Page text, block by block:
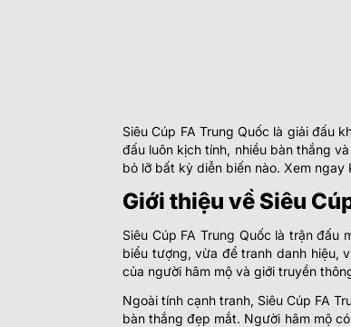
Siêu Cúp FA Trung Quốc là giải đấu
đấu luôn kịch tính, nhiều bàn thắng
bỏ lỡ bất kỳ diễn biến nào. Xem ngay
Giới thiệu về Siêu
Siêu Cúp FA Trung Quốc là trận đấu
biểu tượng, vừa để tranh danh hiệu,
của người hâm mộ và giới truyền
Ngoài tính cạnh tranh, Siêu Cúp FA
bàn thắng đẹp mắt. Người hâm mộ